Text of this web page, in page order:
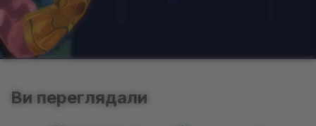
Ви переглядали